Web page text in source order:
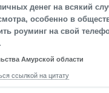
денег на всякий
особенно в
роуминг на свой
Амурской области
ссылкой на цитату